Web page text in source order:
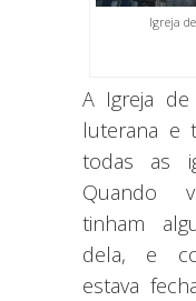
Igreja
A Igreja
luterana e
todas as
Quando
tinham
dela, e
estava